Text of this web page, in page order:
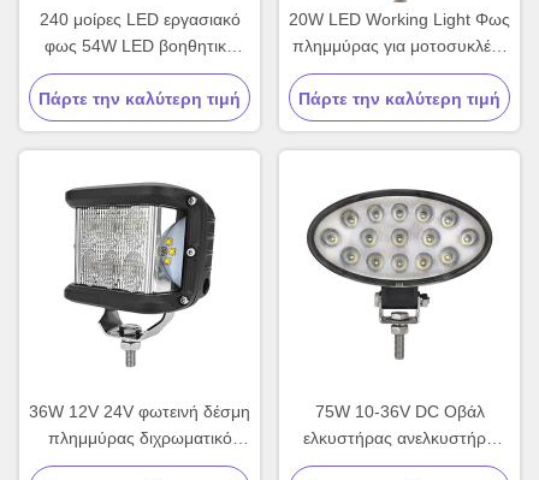
240 μοίρες LED εργασιακό
φως 54W LED βοηθητικά
φώτα αδιάβροχο
Πάρτε την καλύτερη τιμή
20W LED Working Light Φως
πλημμύρας για μοτοσυκλέτα
SUV ATV τρακτέρ
Πάρτε την καλύτερη τιμή
36W 12V 24V φωτεινή δέσμη
πλημμύρας διχρωματικό
πλευρικό φως LED
75W 10-36V DC Οβάλ
ελκυστήρας ανελκυστήρα
LED working light